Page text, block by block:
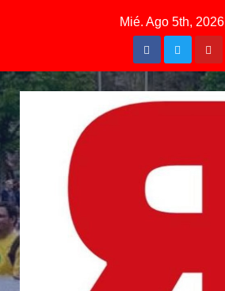
Mié. Ago 5th, 2026